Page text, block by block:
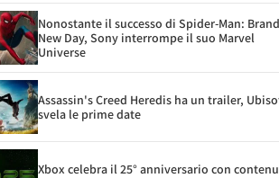
Nonostante il successo di Spider-Man: Brand
New Day, Sony interrompe il suo Marvel
Universe
Assassin's Creed Heredis ha un trailer,
svela le prime date
Xbox celebra il 25° anniversario con